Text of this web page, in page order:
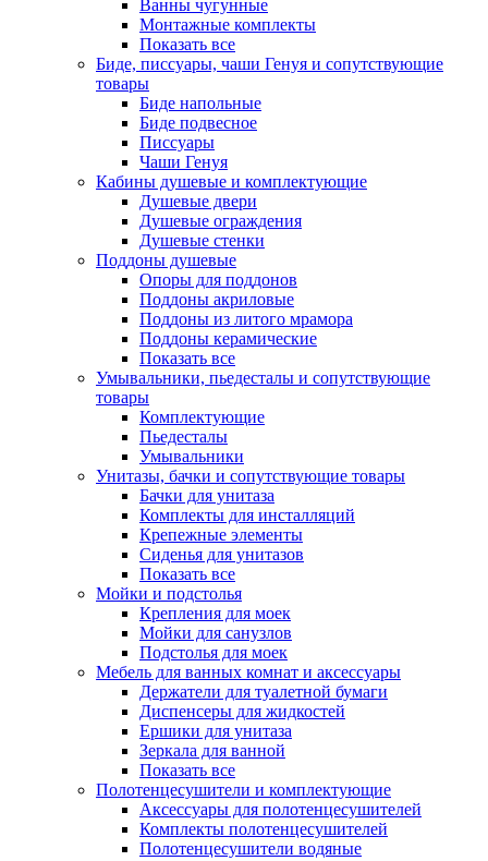
Ванны чугунные
Монтажные комплекты
Показать все
Биде, писсуары, чаши Генуя и сопутствующие
товары
Биде напольные
Биде подвесное
Писсуары
Чаши Генуя
Кабины душевые и комплектующие
Душевые двери
Душевые ограждения
Душевые стенки
Поддоны душевые
Опоры для поддонов
Поддоны акриловые
Поддоны из литого мрамора
Поддоны керамические
Показать все
Умывальники, пьедесталы и сопутствующие
товары
Комплектующие
Пьедесталы
Умывальники
Унитазы, бачки и сопутствующие товары
Бачки для унитаза
Комплекты для инсталляций
Крепежные элементы
Сиденья для унитазов
Показать все
Мойки и подстолья
Крепления для моек
Мойки для санузлов
Подстолья для моек
Мебель для ванных комнат и аксессуары
Держатели для туалетной бумаги
Диспенсеры для жидкостей
Ершики для унитаза
Зеркала для ванной
Показать все
Полотенцесушители и комплектующие
Аксессуары для полотенцесушителей
Комплекты полотенцесушителей
Полотенцесушители водяные